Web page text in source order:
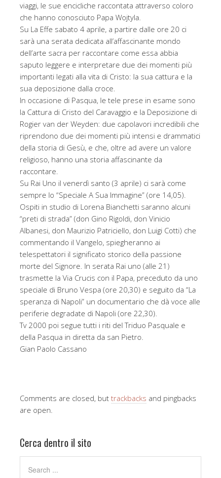
viaggi, le sue encicliche raccontata attraverso coloro
che hanno conosciuto Papa Wojtyla.
Su La Effe sabato 4 aprile, a partire dalle ore 20 ci
sarà una serata dedicata all’affascinante mondo
dell’arte sacra per raccontare come essa abbia
saputo leggere e interpretare due dei momenti più
importanti legati alla vita di Cristo: la sua cattura e la
sua deposizione dalla croce.
In occasione di Pasqua, le tele prese in esame sono
la Cattura di Cristo del Caravaggio e la Deposizione di
Rogier van der Weyden: due capolavori incredibili che
riprendono due dei momenti più intensi e drammatici
della storia di Gesù, e che, oltre ad avere un valore
religioso, hanno una storia affascinante da
raccontare.
Su Rai Uno il venerdì santo (3 aprile) ci sarà come
sempre lo “Speciale A Sua Immagine” (ore 14,05).
Ospiti in studio di Lorena Bianchetti saranno alcuni
“preti di strada” (don Gino Rigoldi, don Vinicio
Albanesi, don Maurizio Patriciello, don Luigi Cotti) che
commentando il Vangelo, spiegheranno ai
telespettatori il significato storico della passione
morte del Signore. In serata Rai uno (alle 21)
trasmette la Via Crucis con il Papa, preceduto da uno
speciale di Bruno Vespa (ore 20,30) e seguito da “La
speranza di Napoli” un documentario che dà voce alle
periferie degradate di Napoli (ore 22,30).
Tv 2000 poi segue tutti i riti del Triduo Pasquale e
della Pasqua in diretta da san Pietro.
Gian Paolo Cassano
Comments are closed, but trackbacks and pingbacks
are open.
Cerca dentro il sito